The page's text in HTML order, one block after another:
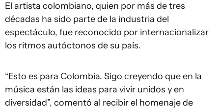
El artista colombiano, quien por más de tres
décadas ha sido parte de la industria del
espectáculo, fue reconocido por internacionalizar
los ritmos autóctonos de su país.
“Esto es para Colombia. Sigo creyendo que en la
música están las ideas para vivir unidos y en
diversidad”, comentó al recibir el homenaje de